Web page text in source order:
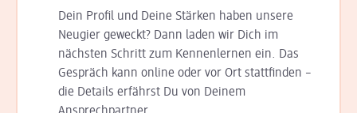
Dein Profil und Deine Stär­ken haben unsere
Neugier geweckt? Dann laden wir Dich im
nächsten Schritt zum Kennen­lernen ein. Das
Gespräch kann online oder vor Ort statt­finden –
die Details er­fährst Du von Deinem